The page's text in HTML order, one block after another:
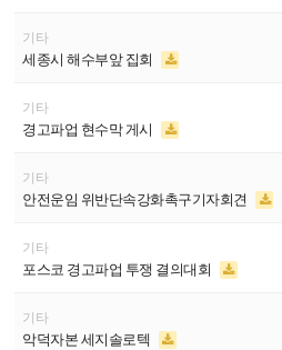
기타
세종시 해수부앞 집회
기타
경고파업 현수막 게시
기타
안전운임 위반단속강화촉구기자회견
기타
포스코 경고파업 투쟁 결의대회
기타
악덕자본 세지솔로텍